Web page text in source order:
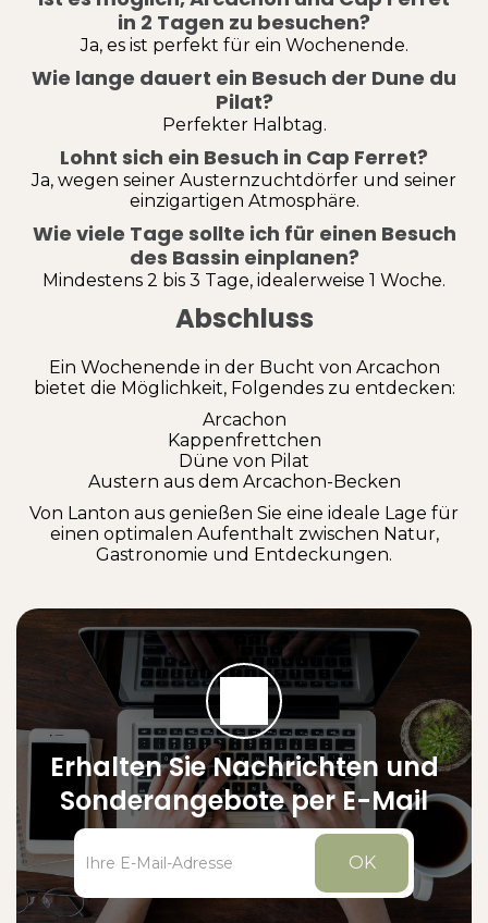
in 2 Tagen zu besuchen?
Ja, es ist perfekt für ein Wochenende.
Wie lange dauert ein Besuch der Dune du
Pilat?
Perfekter Halbtag.
Lohnt sich ein Besuch in Cap Ferret?
Ja, wegen seiner Austernzuchtdörfer und seiner
einzigartigen Atmosphäre.
Wie viele Tage sollte ich für einen Besuch
des Bassin einplanen?
Mindestens 2 bis 3 Tage, idealerweise 1 Woche.
Abschluss
Ein Wochenende in der Bucht von Arcachon
bietet die Möglichkeit, Folgendes zu entdecken:
Arcachon
Kappenfrettchen
Düne von Pilat
Austern aus dem Arcachon-Becken
Von Lanton aus genießen Sie eine ideale Lage für
einen optimalen Aufenthalt zwischen Natur,
Gastronomie und Entdeckungen.
Erhalten Sie Nachrichten und
Sonderangebote per E-Mail
OK